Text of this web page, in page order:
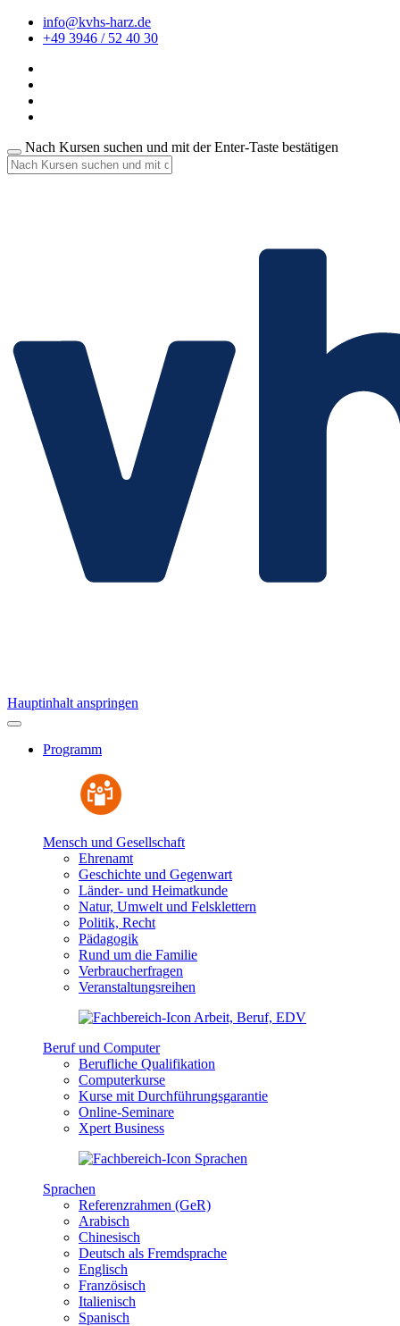
info@kvhs-harz.de
+49 3946 / 52 40 30
Nach Kursen suchen und mit der Enter-Taste bestätigen
Hauptinhalt anspringen
Programm
Mensch und Gesellschaft
Ehrenamt
Geschichte und Gegenwart
Länder- und Heimatkunde
Natur, Umwelt und Felsklettern
Politik, Recht
Pädagogik
Rund um die Familie
Verbraucherfragen
Veranstaltungsreihen
Beruf und Computer
Berufliche Qualifikation
Computerkurse
Kurse mit Durchführungsgarantie
Online-Seminare
Xpert Business
Sprachen
Referenzrahmen (GeR)
Arabisch
Chinesisch
Deutsch als Fremdsprache
Englisch
Französisch
Italienisch
Spanisch